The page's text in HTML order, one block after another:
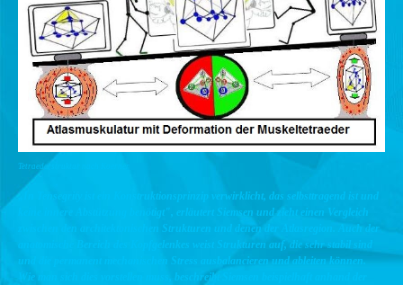
Tetraederstruktur nach Koerner
„In Tensegrity ist ein Konstruktionsprinzip verwirklicht, das selbsttragend ist und
keine innere Abstützung benötigt", erläutert Siemsen und zieht einen Vergleich
zwischen den architektonischen Strukturen und denen der Atlasregion. Auch der
anatomische Bereich des Kopfgelenkes weist Strukturen auf, die sehr stabil sind
und die permanent mechanischen Stress ausbalancieren und ableiten können.
Wie man sich dies vorstellen muss, beschreibt Siemsen beispielhaft anhand der